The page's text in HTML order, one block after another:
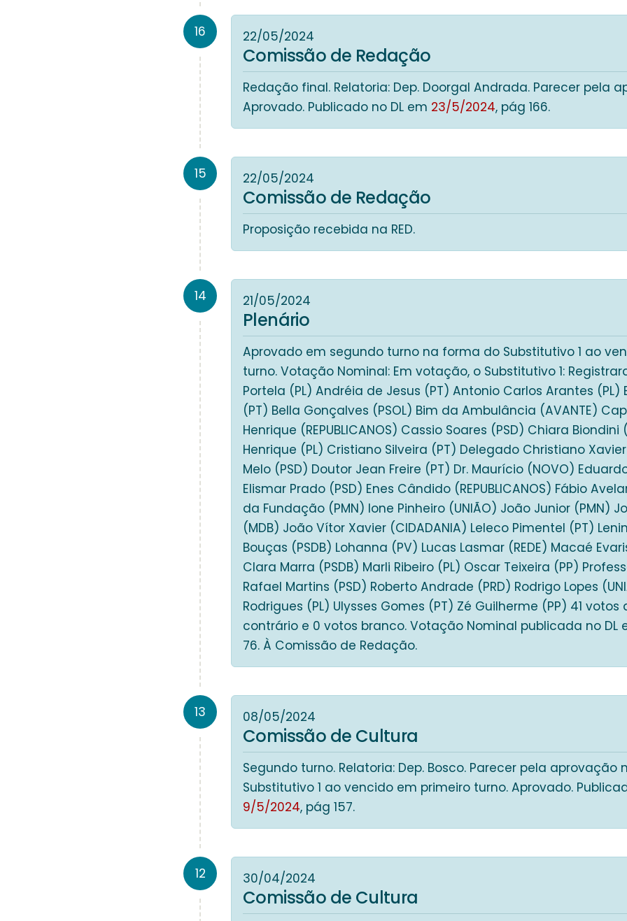
16 22/05/2024
Comissão de Redação
Redação final. Relatoria: Dep. Doorgal Andrada. Parecer pela
Aprovado. Publicado no DL em 23/5/2024, pág 166.
15 22/05/2024
Comissão de Redação
Proposição recebida na RED.
14 21/05/2024
Plenário
Aprovado em segundo turno na forma do Substitutivo 1 ao
turno. Votação Nominal: Em votação, o Substitutivo 1:
Portela (PL) Andréia de Jesus (PT) Antonio Carlos Arantes (PL)
(PT) Bella Gonçalves (PSOL) Bim da Ambulância (AVANTE)
Henrique (REPUBLICANOS) Cassio Soares (PSD) Chiara Biondini
Henrique (PL) Cristiano Silveira (PT) Delegado Christiano
Melo (PSD) Doutor Jean Freire (PT) Dr. Maurício (NOVO)
Elismar Prado (PSD) Enes Cândido (REPUBLICANOS) Fábio
da Fundação (PMN) Ione Pinheiro (UNIÃO) João Junior (PMN)
(MDB) João Vítor Xavier (CIDADANIA) Leleco Pimentel (PT)
Bouças (PSDB) Lohanna (PV) Lucas Lasmar (REDE) Macaé
Clara Marra (PSDB) Marli Ribeiro (PL) Oscar Teixeira (PP)
Rafael Martins (PSD) Roberto Andrade (PRD) Rodrigo Lopes
Rodrigues (PL) Ulysses Gomes (PT) Zé Guilherme (PP) 41
contrário e 0 votos branco. Votação Nominal publicada no DL
76. À Comissão de Redação.
13 08/05/2024
Comissão de Cultura
Segundo turno. Relatoria: Dep. Bosco. Parecer pela aprovação
Substitutivo 1 ao vencido em primeiro turno. Aprovado.
9/5/2024, pág 157.
12 30/04/2024
Comissão de Cultura